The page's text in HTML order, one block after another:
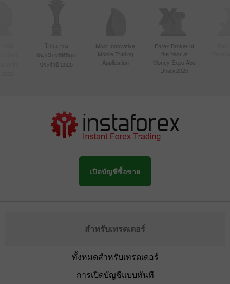
โปรแกรม
พันธมิตรที่ดีที่สุด
ประจำปี 2020
Most Innovative
Mobile Trading
Application
Forex Broker of
the Year at
Money Expo Abu
Dhabi 2025
เปิดบัญชีซื้อขาย
สำหรับเทรดเดอร์
ทั้งหมดสำหรับเทรดเดอร์
การเปิดบัญชีแบบทันที